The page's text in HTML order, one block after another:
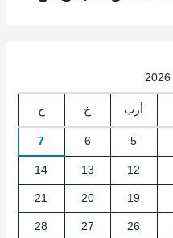
أرب خ ج
5
6
7
12
13
14
19
20
21
26
27
28